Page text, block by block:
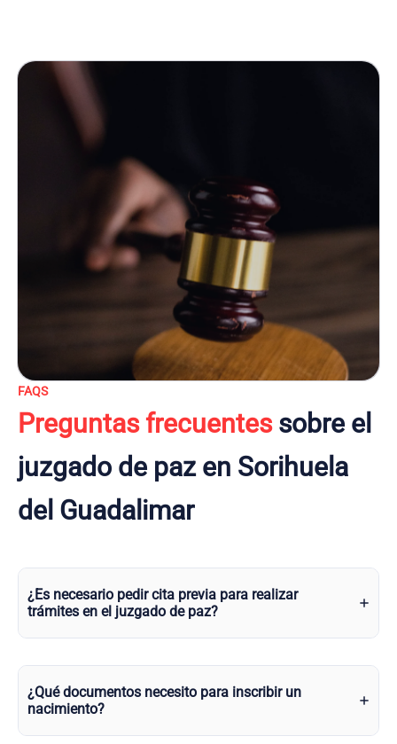
FAQS
Preguntas frecuentessobre el
juzgado de paz en Sorihuela
del Guadalimar
¿Es necesario pedir cita previa para realizar
trámites en el juzgado de paz?
¿Qué documentos necesito para inscribir un
nacimiento?